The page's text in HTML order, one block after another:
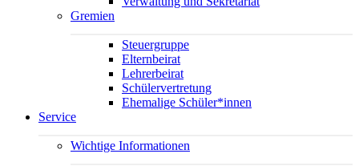
Gremien
Steuergruppe
Elternbeirat
Lehrerbeirat
Schülervertretung
Ehemalige Schüler*innen
Service
Wichtige Informationen